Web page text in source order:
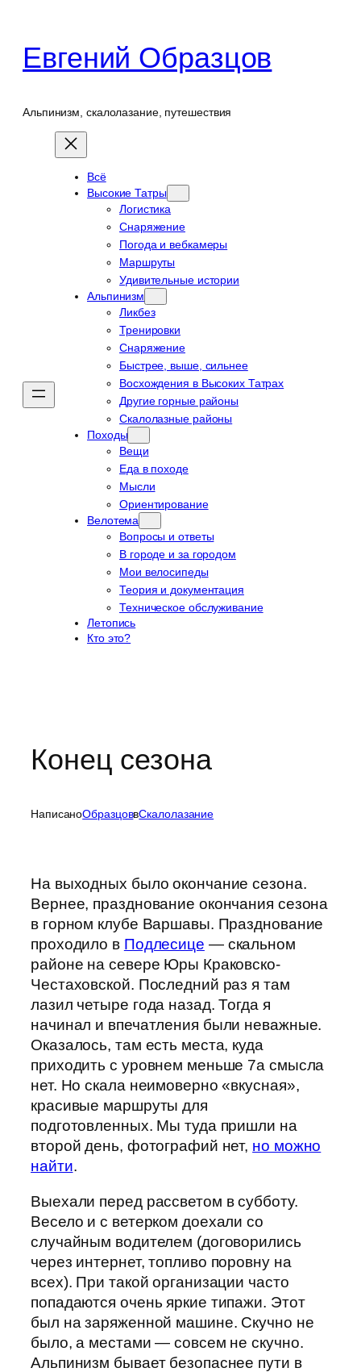
содержимому
Евгений Образцов
Альпинизм, скалолазание, путешествия
Всё
Высокие Татры
Логистика
Снаряжение
Погода и вебкамеры
Маршруты
Удивительные истории
Альпинизм
Ликбез
Тренировки
Снаряжение
Быстрее, выше, сильнее
Восхождения в Высоких Татрах
Другие горные районы
Скалолазные районы
Походы
Вещи
Еда в походе
Мысли
Ориентирование
Велотема
Вопросы и ответы
В городе и за городом
Мои велосипеды
Теория и документация
Техническое обслуживание
Летопись
Кто это?
Конец сезона
НаписаноОбразцоввСкалолазание
На выходных было окончание сезона.
Вернее, празднование окончания сезона
в горном клубе Варшавы. Празднование
проходило в Подлесице — скальном
районе на севере Юры Краковско-
Честаховской. Последний раз я там
лазил четыре года назад. Тогда я
начинал и впечатления были неважные.
Оказалось, там есть места, куда
приходить с уровнем меньше 7а смысла
нет. Но скала неимоверно «вкусная»,
красивые маршруты для
подготовленных. Мы туда пришли на
второй день, фотографий нет, но можно
найти.
Выехали перед рассветом в субботу.
Весело и с ветерком доехали со
случайным водителем (договорились
через интернет, топливо поровну на
всех). При такой организации часто
попадаются очень яркие типажи. Этот
был на заряженной машине. Скучно не
было, а местами — совсем не скучно.
Альпинизм бывает безопаснее пути в